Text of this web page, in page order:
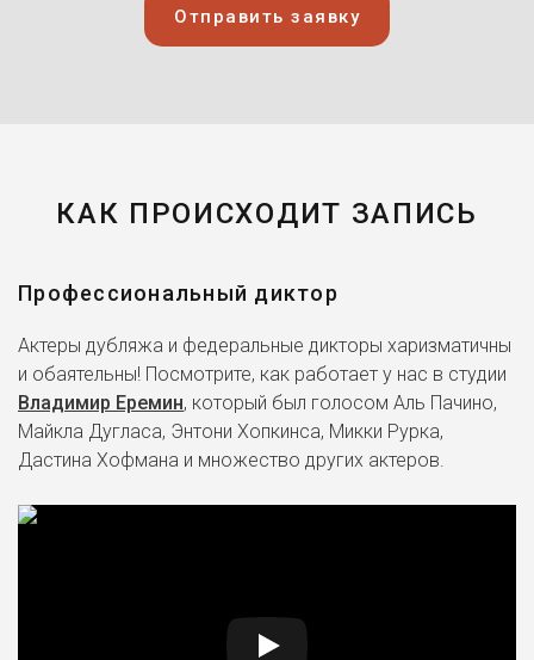
Отправить заявку
КАК ПРОИСХОДИТ ЗАПИСЬ
Профессиональный диктор
Актеры дубляжа и федеральные дикторы харизматичны
и обаятельны! Посмотрите, как работает у нас в студии
Владимир Еремин, который был голосом Аль Пачино,
Майкла Дугласа, Энтони Хопкинса, Микки Рурка,
Дастина Хофмана и множество других актеров.